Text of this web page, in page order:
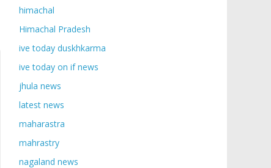
himachal
Himachal Pradesh
ive today duskhkarma
ive today on if news
jhula news
latest news
maharastra
mahrastry
nagaland news